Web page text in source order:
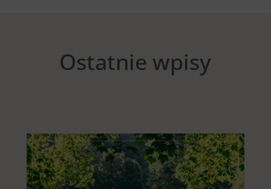
Ostatnie wpisy